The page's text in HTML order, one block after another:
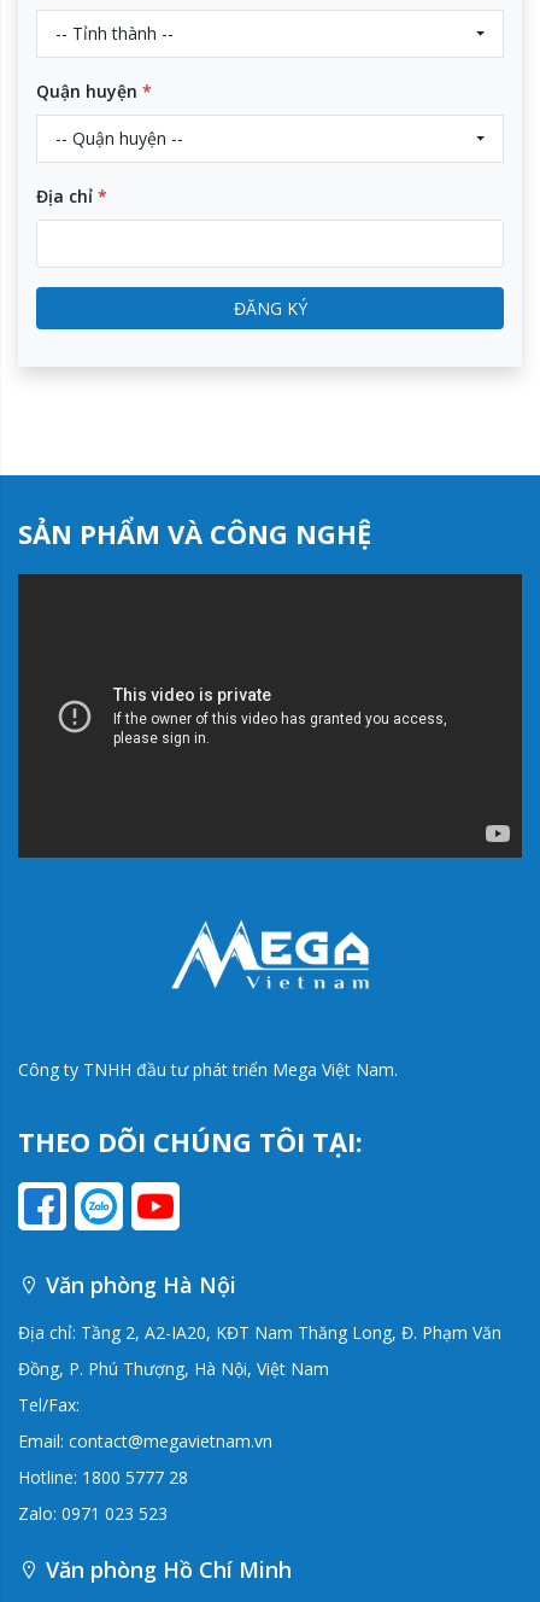
-- Tỉnh thành --
Quận huyện *
-- Quận huyện --
Địa chỉ *
ĐĂNG KÝ
SẢN PHẨM VÀ CÔNG NGHỆ
Công ty TNHH đầu tư phát triển Mega Việt Nam.
THEO DÕI CHÚNG TÔI TẠI:
Văn phòng Hà Nội
Địa chỉ: Tầng 2, A2-IA20, KĐT Nam Thăng Long, Đ. Phạm Văn
Đồng, P. Phú Thượng, Hà Nội, Việt Nam
Tel/Fax:
Email: contact@megavietnam.vn
Hotline: 1800 5777 28
Zalo: 0971 023 523
Văn phòng Hồ Chí Minh